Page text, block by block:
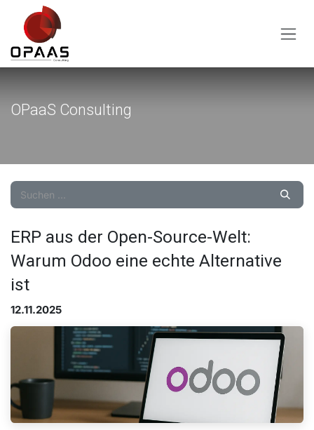
Zum Inhalt springen
OPaaS Consulting
ERP aus der Open-Source-Welt:
Warum Odoo eine echte Alternative
ist
12.11.2025